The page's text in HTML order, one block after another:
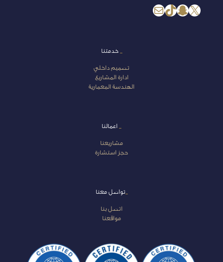
إكس
سناب شاتتيك توكبريد
خدمتنا
تصميم داخلي
ادارة المشاريع
الهندسة المعمارية
اعمالنا
مشاريعنا
حجز استشارة
_تواصل معنا
اتصل بنا
مواقعنا